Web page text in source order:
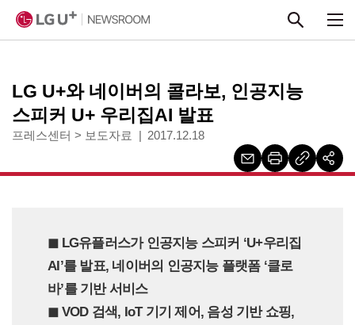
LG U+와 네이버의 콜라보, 인공지능
스피커 U+ 우리집AI 발표
프레스센터 > 보도자료 2017.12.18
◼︎ LG유플러스가 인공지능 스피커 ‘U+우리집
AI’를 발표, 네이버의 인공지능 플랫폼 ‘클로
바’를 기반 서비스
◼︎ VOD 검색, IoT 기기 제어, 음성 기반 쇼핑,